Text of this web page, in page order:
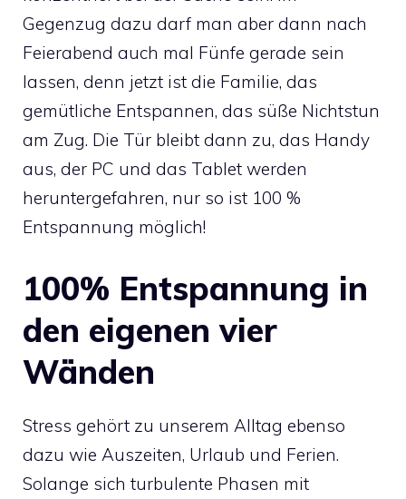
Gegenzug dazu darf man aber dann nach
Feierabend auch mal Fünfe gerade sein
lassen, denn jetzt ist die Familie, das
gemütliche Entspannen, das süße Nichtstun
am Zug. Die Tür bleibt dann zu, das Handy
aus, der PC und das Tablet werden
heruntergefahren, nur so ist 100 %
Entspannung möglich!
100% Entspannung in
den eigenen vier
Wänden
Stress gehört zu unserem Alltag ebenso
dazu wie Auszeiten, Urlaub und Ferien.
Solange sich turbulente Phasen mit